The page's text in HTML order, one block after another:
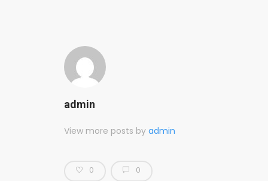
admin
View more posts by admin
0 0